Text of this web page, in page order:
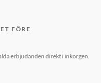
FÖRE
erbjudanden direkt i inkorgen.